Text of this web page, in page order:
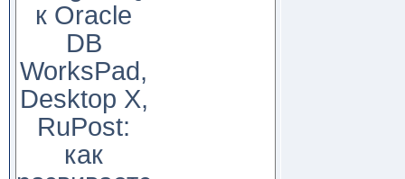
к Oracle
DB
WorksPad,
Desktop X,
RuPost:
как